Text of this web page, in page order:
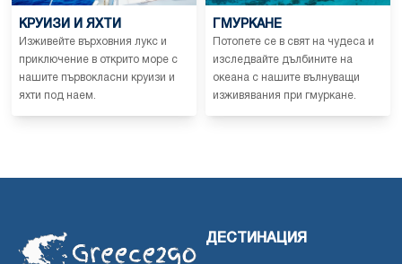
КРУИЗИ И ЯХТИ
Изживейте върховния лукс и
приключение в открито море с
нашите първокласни круизи и
яхти под наем.
ГМУРКАНЕ
Потопете се в свят на чудеса и
изследвайте дълбините на
океана с нашите вълнуващи
изживявания при гмуркане.
ДЕСТИНАЦИЯ